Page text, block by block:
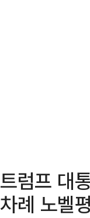
트럼프 대
차례 노벨